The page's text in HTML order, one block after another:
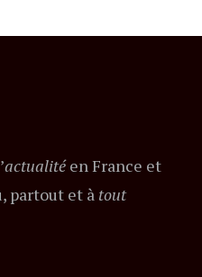
actualitéen France et
partout et à tout